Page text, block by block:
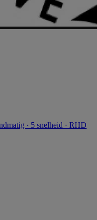
· 5 snelheid · RHD